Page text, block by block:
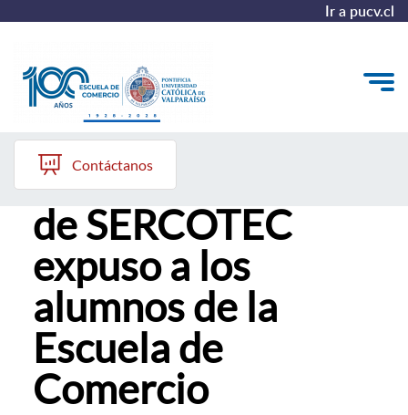
Ir a pucv.cl
Quiénes somos
Vinculación con el Medio
Formación Continua
Postgrados
Admisión
ALUMNI
Contáctanos
Director regional
de SERCOTEC
expuso a los
alumnos de la
Escuela de
Comercio